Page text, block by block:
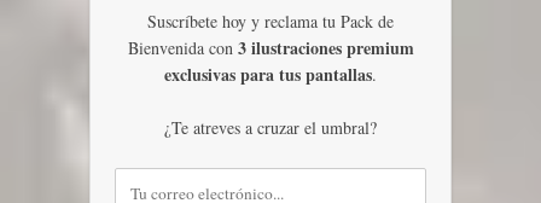
Suscríbete hoy y reclama tu Pack de
Bienvenida con 3 ilustraciones premium
exclusivas para tus pantallas.
¿Te atreves a cruzar el umbral?